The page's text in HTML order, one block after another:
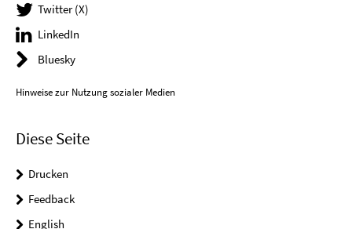
Twitter (X)
LinkedIn
Bluesky
Hinweise zur Nutzung sozialer Medien
Diese Seite
Drucken
Feedback
English